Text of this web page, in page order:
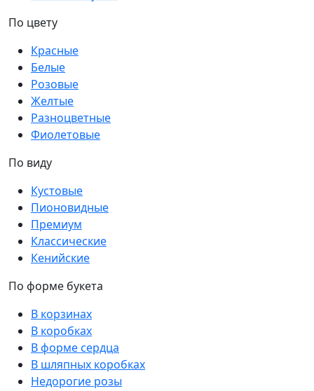
По цвету
Красные
Белые
Розовые
Желтые
Разноцветные
Фиолетовые
По виду
Кустовые
Пионовидные
Премиум
Классические
Кенийские
По форме букета
В корзинах
В коробках
В форме сердца
В шляпных коробках
Недорогие розы